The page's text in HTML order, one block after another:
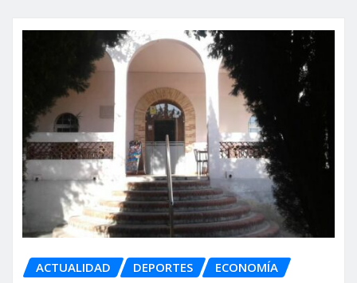
ACTUALIDAD DEPORTES ECONOMÍA